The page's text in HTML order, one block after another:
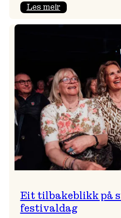
Les meir:
Eit tilbakeblikk på
festivaldag